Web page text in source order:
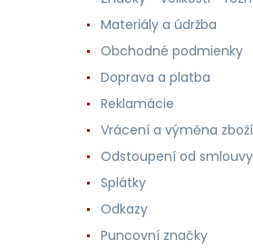
Materiály a údržba
Obchodné podmienky
Doprava a platba
Reklamácie
Vrácení a výměna zboží
Odstoupení od smlouvy
Splátky
Odkazy
Puncovní značky